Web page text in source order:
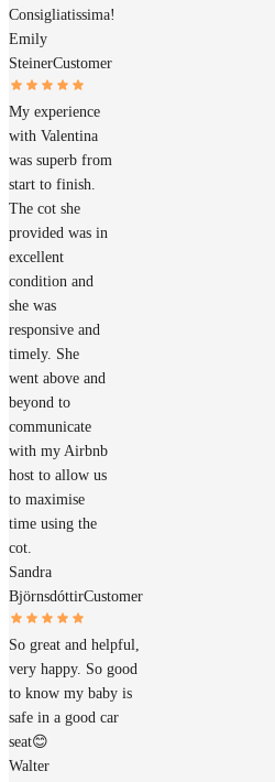
Consigliatissima!
Emily
SteinerCustomer
My experience
with Valentina
was superb from
start to finish.
The cot she
provided was in
excellent
condition and
she was
responsive and
timely. She
went above and
beyond to
communicate
with my Airbnb
host to allow us
to maximise
time using the
cot.
Sandra
BjörnsdóttirCustomer
So great and helpful,
very happy. So good
to know my baby is
safe in a good car
seat😊
Walter